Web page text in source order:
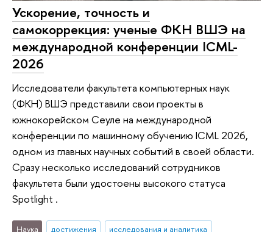
Ускорение, точность и
самокоррекция: ученые ФКН ВШЭ на
международной конференции ICML-
2026
Исследователи факультета компьютерных наук
(ФКН) ВШЭ представили свои проекты в
южнокорейском Сеуле на международной
конференции по машинному обучению ICML 2026,
одном из главных научных событий в своей области.
Сразу несколько исследований сотрудников
факультета были удостоены высокого статуса
Spotlight .
Наука достижения исследования и аналитика